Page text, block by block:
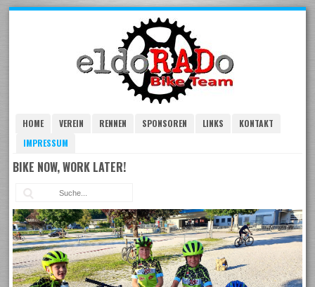
HOME VEREIN RENNEN SPONSOREN LINKS
KONTAKT
IMPRESSUM
BIKE NOW, WORK LATER!